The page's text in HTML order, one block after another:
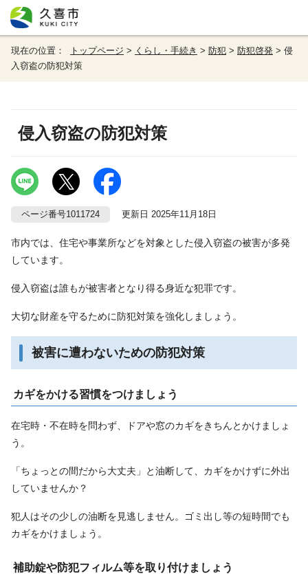
現在の位置： トップページ > くらし・手続き > 防犯 > 防犯啓発 > 侵
入窃盗の防犯対策
侵入窃盗の防犯対策
ページ番号1011724 更新日 2025年11月18日
市内では、住宅や事業所などを対象とした侵入窃盗の被害が多発
しています。
侵入窃盗は誰もが被害者となり得る身近な犯罪です。
大切な財産を守るために防犯対策を強化しましょう。
被害に遭わないための防犯対策
カギをかける習慣をつけましょう
在宅時・不在時を問わず、ドアや窓のカギをきちんとかけましょ
う。
「ちょっとの間だから大丈夫」と油断して、カギをかけずに外出
していませんか？
犯人はその少しの油断を見逃しません。ゴミ出し等の短時間でも
カギをかけましょう。
補助錠や防犯フィルム等を取り付けましょう